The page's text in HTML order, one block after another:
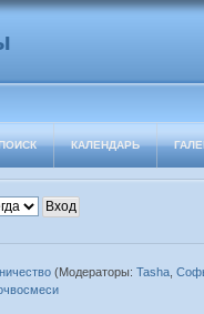
КАЛЕНДАРЬ
(Модераторы: Tasha,